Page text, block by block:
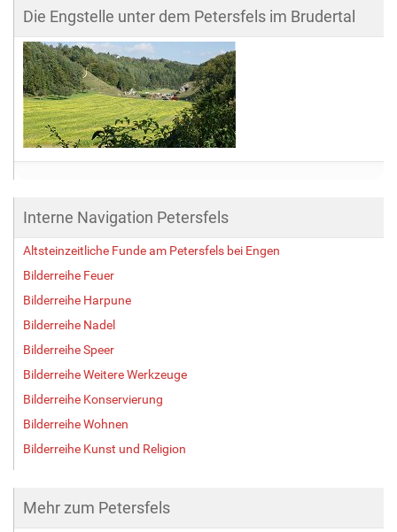
Die Engstelle unter dem Petersfels im Brudertal
Interne Navigation Petersfels
Altsteinzeitliche Funde am Petersfels bei Engen
Bilderreihe Feuer
Bilderreihe Harpune
Bilderreihe Nadel
Bilderreihe Speer
Bilderreihe Weitere Werkzeuge
Bilderreihe Konservierung
Bilderreihe Wohnen
Bilderreihe Kunst und Religion
Mehr zum Petersfels